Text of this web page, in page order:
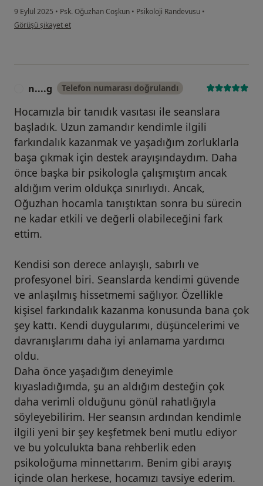
9 Eylül 2025 • Psk. Oğuzhan Coşkun • Psikoloji Randevusu •
kullanıcının görüşüne göre a....
Görüşü şikayet et
n....g Telefon numarası doğrulandı
Hocamızla bir tanıdık vasıtası ile seanslara
başladık. Uzun zamandır kendimle ilgili
farkındalık kazanmak ve yaşadığım zorluklarla
başa çıkmak için destek arayışındaydım. Daha
önce başka bir psikologla çalışmıştım ancak
aldığım verim oldukça sınırlıydı. Ancak,
Oğuzhan hocamla tanıştıktan sonra bu sürecin
ne kadar etkili ve değerli olabileceğini fark
ettim.
Kendisi son derece anlayışlı, sabırlı ve
profesyonel biri. Seanslarda kendimi güvende
ve anlaşılmış hissetmemi sağlıyor. Özellikle
kişisel farkındalık kazanma konusunda bana çok
şey kattı. Kendi duygularımı, düşüncelerimi ve
davranışlarımı daha iyi anlamama yardımcı
oldu.
Daha önce yaşadığım deneyimle
kıyasladığımda, şu an aldığım desteğin çok
daha verimli olduğunu gönül rahatlığıyla
söyleyebilirim. Her seansın ardından kendimle
ilgili yeni bir şey keşfetmek beni mutlu ediyor
ve bu yolculukta bana rehberlik eden
psikoloğuma minnettarım. Benim gibi arayış
içinde olan herkese, hocamızı tavsiye ederim.